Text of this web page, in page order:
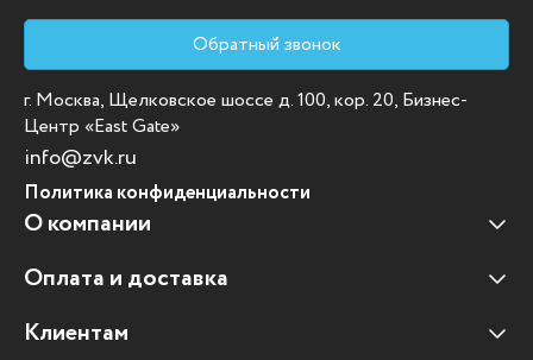
Обратный звонок
г. Москва, Щелковское шоссе д. 100, кор. 20, Бизнес-
Центр «East Gate»
info@zvk.ru
Политика конфиденциальности
О компании
Наши клиенты
Отзывы клиентов
Оплата и доставка
Оплата и доставка
Клиентам